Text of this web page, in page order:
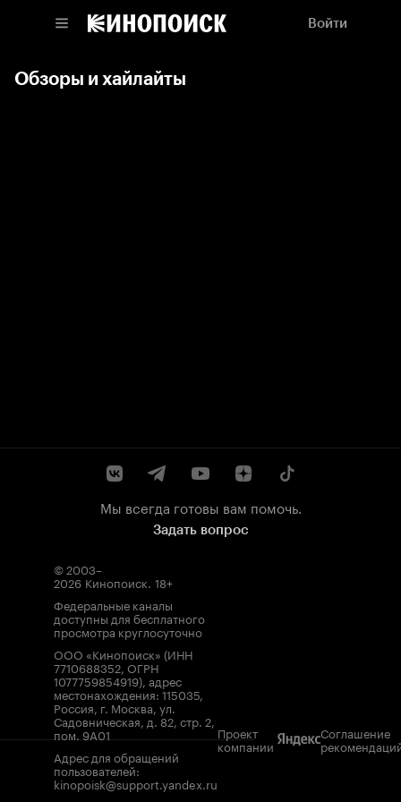
Войти
Обзоры и хайлайты
Мы всегда готовы вам помочь.
Задать вопрос
© 2003–
2026 Кинопоиск. 18+
Федеральные каналы
доступны для бесплатного
просмотра круглосуточно
ООО «Кинопоиск» (ИНН
7710688352, ОГРН
1077759854919), адрес
местонахождения: 115035,
Россия, г. Москва, ул.
Садовническая, д. 82, стр. 2,
пом. 9А01
Адрес для обращений
пользователей:
kinopoisk@support.yandex.ru
Проект
компании
Соглашение